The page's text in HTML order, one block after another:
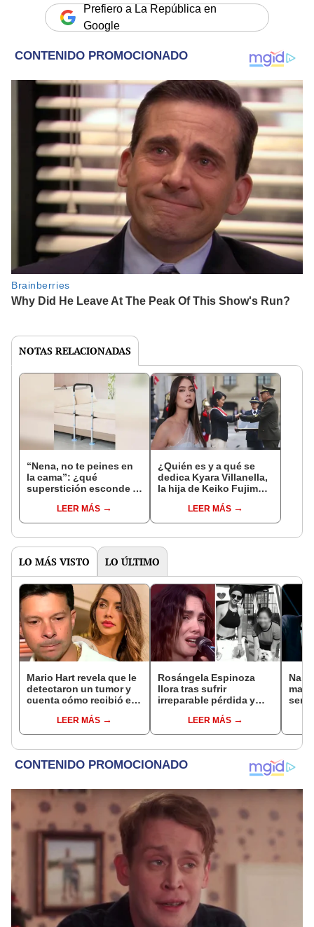
Prefiero a La República en
Google
NOTAS RELACIONADAS
“Nena, no te peines en
la cama”: ¿qué
superstición esconde la
Enanitos Verdes?
LEER MÁS
¿Quién es y a qué se
dedica Kyara Villanella,
la hija de Keiko Fujimori
nivel nacional?
LEER MÁS
LO MÁS VISTO LO ÚLTIMO
Mario Hart revela que le
detectaron un tumor y
cuenta cómo recibió el
muy fuertes..."
LEER MÁS
Rosángela Espinoza
llora tras sufrir
irreparable pérdida y
mensaje: "Descansa en
paz, mi bebé"
LEER MÁS